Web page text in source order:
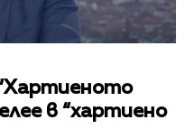
в “хартиено